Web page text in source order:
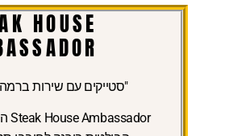
HOUSE
"סטייקים עם שירות
Steak House Ambassador